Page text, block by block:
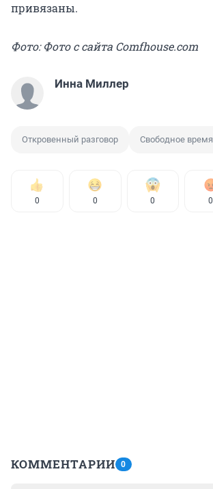
привязаны.
Фото: Фото с сайта Comfhouse.com
Инна Миллер
Откровенный разговор Свободное время
0 0 0 0
КОММЕНТАРИИ 0